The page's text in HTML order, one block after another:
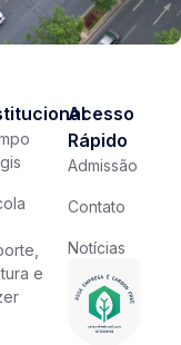
e
Acesso
Rápido
Admissão
Contato
Notícias